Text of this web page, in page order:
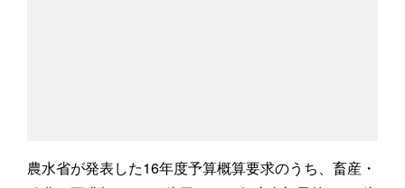
農水省が発表した16年度予算概算要求のうち、畜産・